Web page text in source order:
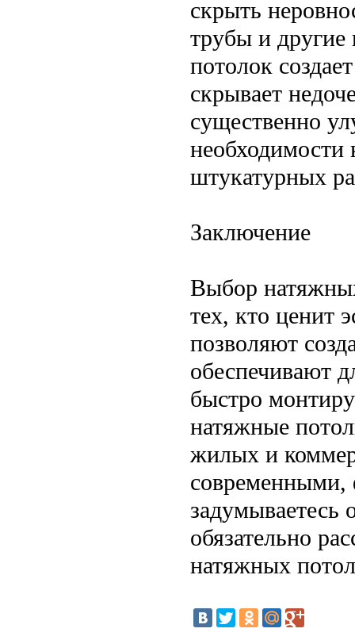
скрыть
трубы и
потолок
скрывает
существенно
необходимости
штукатурных
Заключение
Выбор
тех, кто ценит
позволяют
обеспечивают
быстро
натяжные
жилых и
задумываетесь
обязательно
натяжных